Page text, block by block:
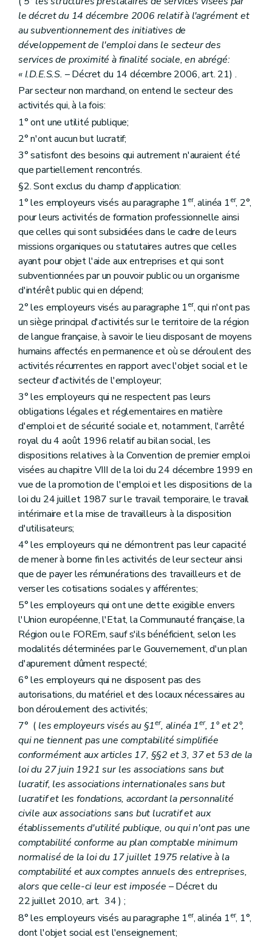
le décret du 14 décembre 2006 relatif à l'agrément et
au subventionnement des initiatives de
développement de l'emploi dans le secteur des
services de proximité à finalité sociale, en abrégé:
« I.D.E.S.S. – Décret du 14 décembre 2006, art. 21) .
Par secteur non marchand, on entend le secteur des
activités qui, à la fois:
1° ont une utilité publique;
2° n'ont aucun but lucratif;
3° satisfont des besoins qui autrement n'auraient été
que partiellement rencontrés.
§2. Sont exclus du champ d'application:
1° les employeurs visés au paragraphe 1er, alinéa 1er, 2°,
pour leurs activités de formation professionnelle ainsi
que celles qui sont subsidiées dans le cadre de leurs
missions organiques ou statutaires autres que celles
ayant pour objet l'aide aux entreprises et qui sont
subventionnées par un pouvoir public ou un organisme
d'intérêt public qui en dépend;
2° les employeurs visés au paragraphe 1er, qui n'ont pas
un siège principal d'activités sur le territoire de la région
de langue française, à savoir le lieu disposant de moyens
humains affectés en permanence et où se déroulent des
activités récurrentes en rapport avec l'objet social et le
secteur d'activités de l'employeur;
3° les employeurs qui ne respectent pas leurs
obligations légales et réglementaires en matière
d'emploi et de sécurité sociale et, notamment, l'arrêté
royal du 4 août 1996 relatif au bilan social, les
dispositions relatives à la Convention de premier emploi
visées au chapitre VIII de la loi du 24 décembre 1999 en
vue de la promotion de l'emploi et les dispositions de la
loi du 24 juillet 1987 sur le travail temporaire, le travail
intérimaire et la mise de travailleurs à la disposition
d'utilisateurs;
4° les employeurs qui ne démontrent pas leur capacité
de mener à bonne fin les activités de leur secteur ainsi
que de payer les rémunérations des travailleurs et de
verser les cotisations sociales y afférentes;
5° les employeurs qui ont une dette exigible envers
l'Union européenne, l'Etat, la Communauté française, la
Région ou le FOREm, sauf s'ils bénéficient, selon les
modalités déterminées par le Gouvernement, d'un plan
d'apurement dûment respecté;
6° les employeurs qui ne disposent pas des
autorisations, du matériel et des locaux nécessaires au
bon déroulement des activités;
7° ( les employeurs visés au §1er, alinéa 1er, 1° et 2°,
qui ne tiennent pas une comptabilité simplifiée
conformément aux articles 17, §§2 et 3, 37 et 53 de la
loi du 27 juin 1921 sur les associations sans but
lucratif, les associations internationales sans but
lucratif et les fondations, accordant la personnalité
civile aux associations sans but lucratif et aux
établissements d'utilité publique, ou qui n'ont pas une
comptabilité conforme au plan comptable minimum
normalisé de la loi du 17 juillet 1975 relative à la
comptabilité et aux comptes annuels des entreprises,
alors que celle-ci leur est imposée – Décret du
22 juillet 2010, art. 34 ) ;
8° les employeurs visés au paragraphe 1er, alinéa 1er, 1°,
dont l'objet social est l'enseignement;